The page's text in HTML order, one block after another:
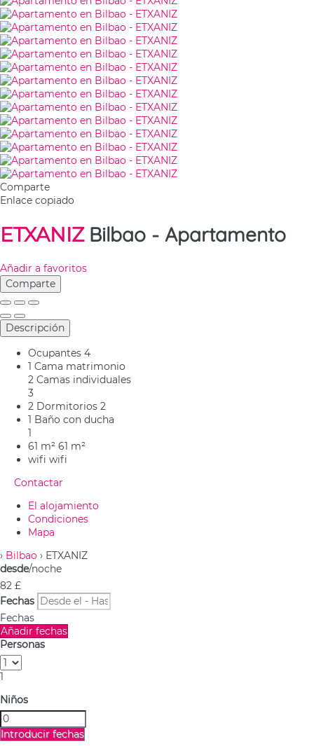
Comparte
Enlace copiado
ETXANIZ Bilbao - Apartamento
Añadir a favoritos
Comparte
Descripción
Ocupantes 4
1 Cama matrimonio
2 Camas individuales
3
2 Dormitorios 2
1 Baño con ducha
1
61 m² 61 m²
wifi wifi
Contactar
El alojamiento
Condiciones
Mapa
› Bilbao › ETXANIZ
desde/noche
82 £
Fechas
Fechas
Añadir fechas
Personas
1
Niños
Introducir fechas